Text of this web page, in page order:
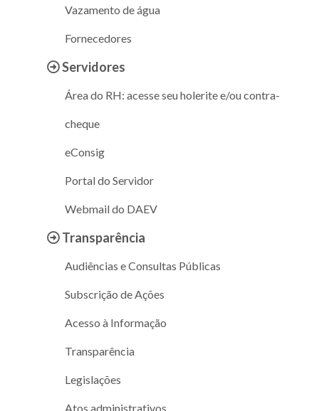
Vazamento de água
Fornecedores
Servidores
Área do RH: acesse seu holerite e/ou contra-
cheque
eConsig
Portal do Servidor
Webmail do DAEV
Transparência
Audiências e Consultas Públicas
Subscrição de Ações
Acesso à Informação
Transparência
Legislações
Atos administrativos